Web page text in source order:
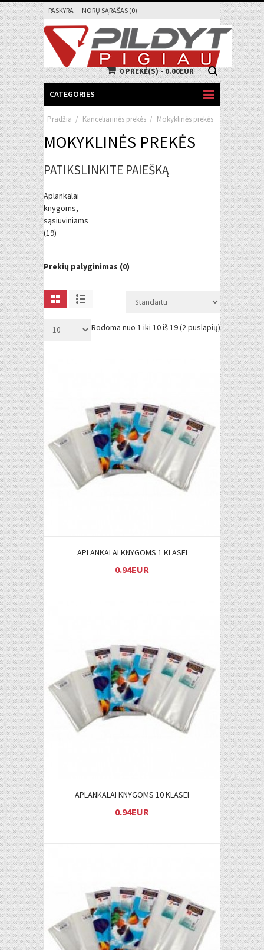
PASKYRA NORŲ SĄRAŠAS (0)
0 PREKĖ(S) - 0.00EUR
CATEGORIES
Pradžia / Kanceliarinės prekės / Mokyklinės prekės
MOKYKLINĖS PREKĖS
PATIKSLINKITE PAIEŠKĄ
Aplankalai
knygoms,
sąsiuviniams
(19)
Prekių palyginimas (0)
Rodoma nuo 1 iki 10 iš 19 (2 puslapių)
Į KREPŠELĮ
APLANKALAI KNYGOMS 1 KLASEI
0.94EUR
Į KREPŠELĮ
APLANKALAI KNYGOMS 10 KLASEI
0.94EUR
Į KREPŠELĮ